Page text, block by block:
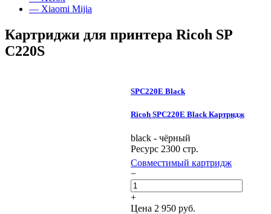
— Xiaomi Mijia
Картриджи для принтера Ricoh SP
C220S
SPC220E Black
Ricoh SPC220E Black Картридж
black - чёрный
Ресурс 2300 стр.
Совместимый картридж
−
+
Цена 2 950 руб.